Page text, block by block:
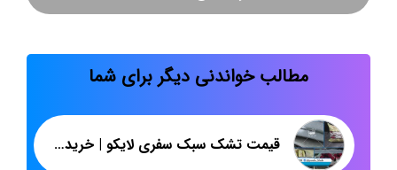
مطالب خواندنی دیگر برای شما
قیمت تشک سبک سفری لایکو | خرید اینترنتی تشک | پاندا